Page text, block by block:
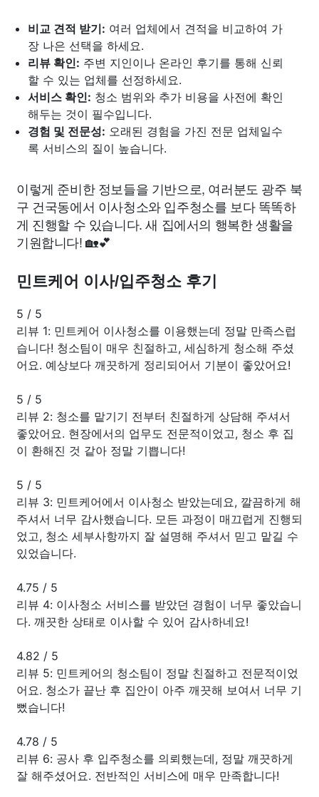
비교 견적 받기: 여러 업체에서 견적을 비교하여 가
장 나은 선택을 하세요.
리뷰 확인: 주변 지인이나 온라인 후기를 통해 신뢰
할 수 있는 업체를 선정하세요.
서비스 확인: 청소 범위와 추가 비용을 사전에 확인
해두는 것이 필수입니다.
경험 및 전문성: 오래된 경험을 가진 전문 업체일수
록 서비스의 질이 높습니다.
이렇게 준비한 정보들을 기반으로, 여러분도 광주 북
구 건국동에서 이사청소와 입주청소를 보다 똑똑하
게 진행할 수 있습니다. 새 집에서의 행복한 생활을
기원합니다! 🏡💕
민트케어 이사/입주청소 후기
5 / 5
리뷰 1: 민트케어 이사청소를 이용했는데 정말 만족스럽
습니다! 청소팀이 매우 친절하고, 세심하게 청소해 주셨
어요. 예상보다 깨끗하게 정리되어서 기분이 좋았어요!
5 / 5
리뷰 2: 청소를 맡기기 전부터 친절하게 상담해 주셔서
좋았어요. 현장에서의 업무도 전문적이었고, 청소 후 집
이 환해진 것 같아 정말 기쁩니다!
5 / 5
리뷰 3: 민트케어에서 이사청소 받았는데요, 깔끔하게 해
주셔서 너무 감사했습니다. 모든 과정이 매끄럽게 진행되
었고, 청소 세부사항까지 잘 설명해 주셔서 믿고 맡길 수
있었습니다.
4.75 / 5
리뷰 4: 이사청소 서비스를 받았던 경험이 너무 좋았습니
다. 깨끗한 상태로 이사할 수 있어 감사하네요!
4.82 / 5
리뷰 5: 민트케어의 청소팀이 정말 친절하고 전문적이었
어요. 청소가 끝난 후 집안이 아주 깨끗해 보여서 너무 기
뻤습니다!
4.78 / 5
리뷰 6: 공사 후 입주청소를 의뢰했는데, 정말 깨끗하게
잘 해주셨어요. 전반적인 서비스에 매우 만족합니다!